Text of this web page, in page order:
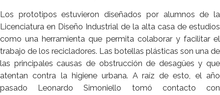
Los prototipos estuvieron diseñados por alumnos de la
Licenciatura en Diseño Industrial de la alta casa de estudios
como una herramienta que permita colaborar y facilitar el
trabajo de los recicladores. Las botellas plásticas son una de
las principales causas de obstrucción de desagües y que
atentan contra la higiene urbana. A raíz de esto, el año
pasado Leonardo Simoniello tomó contacto con